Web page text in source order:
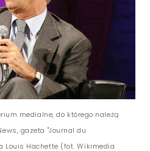
medialne, do którego należą
gazeta "Journal du
Louis Hachette (fot. Wikimedia